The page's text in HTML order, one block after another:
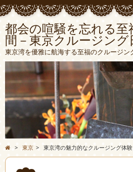
都会の喧騒を忘れる至
間－東京クルージング
東京湾を優雅に航海する至福のクルージン
> 東京 > 東京湾の魅力的なクルージング体験